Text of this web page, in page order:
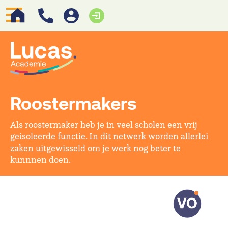
Roostermakers
Als roostermaker heb je in veel scholen een vrij
geisoleerde functie. In dit netwerk worden allerlei
zaken uitgewisseld om je werk nog beter te
kunnnen doen.